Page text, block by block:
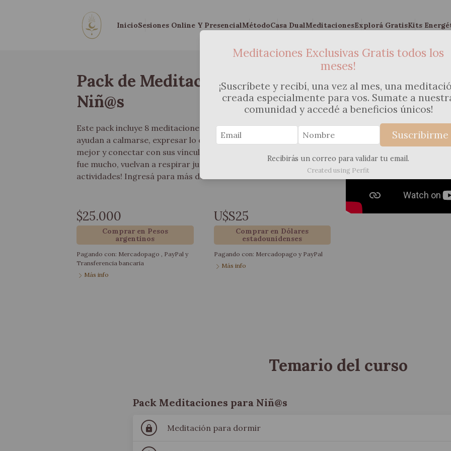
Meditaciones Exclusivas Gratis todos los
meses!
¡Suscríbete y recibí, una vez al mes, una
creada especialmente para vos. Sumate a
comunidad y accedé a beneficios únicos!
Suscribirme
Recibirás un correo para validar tu email.
Created using Perfit
InicioSesiones Online Y PresencialMétodoCasa DualMeditacionesExplorá GratisKits
Pack de Meditaciones para
Niñ@s
Este pack incluye 8 meditaciones guiadas para niñas y niños que
ayudan a calmarse, expresar lo que sienten, relajarse, dormir
mejor y conectar con sus vínculos y la naturaleza. Cuando el día
fue mucho, vuelvan a respirar juntos. + un PDF descargable con
actividades! Ingresá para más detalles!
$25.000
Comprar en Pesos
argentinos
Pagando con: Mercadopago , PayPal y
Transferencia bancaria
Más info
U$S25
Comprar en Dólares
estadounidenses
Pagando con: Mercadopago y PayPal
Más info
Temario del curso
Pack Meditaciones para Niñ@s
lock Meditación para dormir